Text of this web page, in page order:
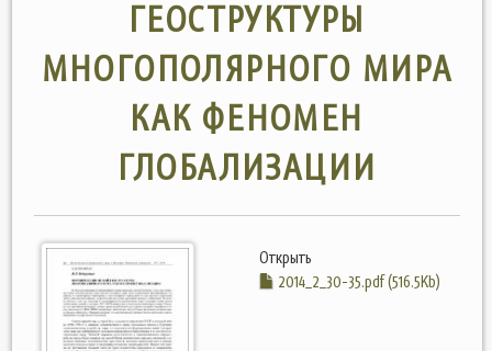
ГЕОСТРУКТУРЫ
МНОГОПОЛЯРНОГО МИРА
КАК ФЕНОМЕН
ГЛОБАЛИЗАЦИИ
Открыть
2014_2_30-35.pdf (516.5Kb)